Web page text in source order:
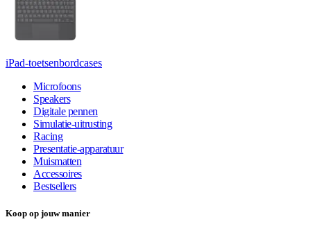
iPad-toetsenbordcases
Microfoons
Speakers
Digitale pennen
Simulatie-uitrusting
Racing
Presentatie-apparatuur
Muismatten
Accessoires
Bestsellers
Koop op jouw manier